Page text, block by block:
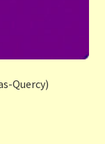
Quercy)